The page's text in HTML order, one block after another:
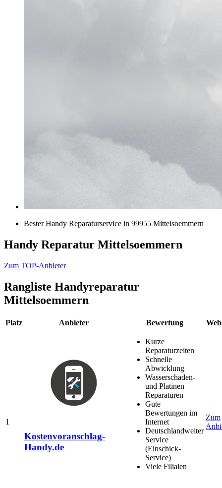
Bester Handy Reparaturservice in 99955 Mittelsoemmern
Handy Reparatur Mittelsoemmern
Zum TOP-Anbieter
Rangliste Handyreparatur
Mittelsoemmern
Platz Anbieter Bewertung
1
Kostenvoranschlag-
Handy.de
Kurze
Reparaturzeiten
Schnelle
Abwicklung
Wasserschaden-
und Platinen
Reparaturen
Gute
Bewertungen im
Internet
Deutschlandweiter
Service
(Einschick-
Service)
Viele Filialen
Zum